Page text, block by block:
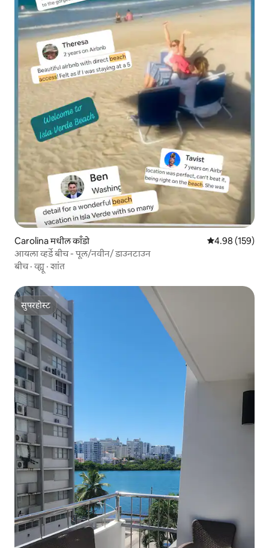
Carolina मधील काँडो 5 पैकी 4.98
4.98 (159)
आयला व्हर्डे बीच - पूल/नवीन/ डाउनटाउन
बीच·व्ह्यू ·शांत
सुपरहोस्ट
सुपरहोस्ट